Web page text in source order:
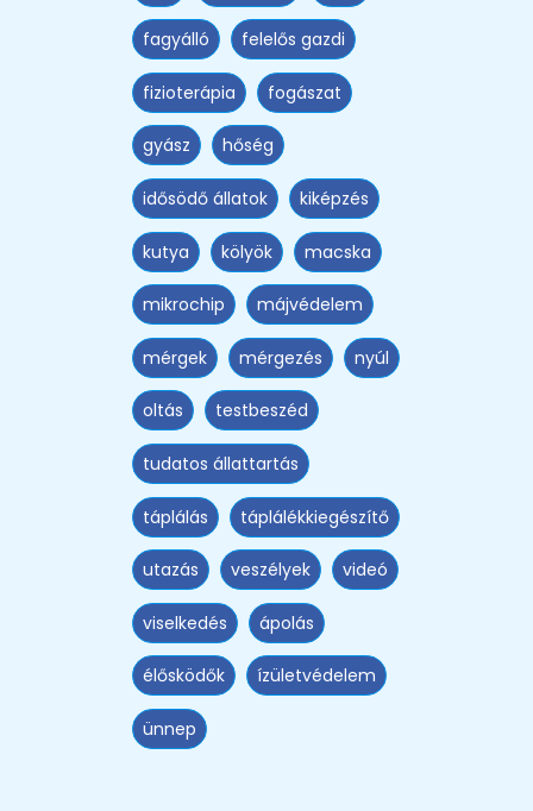
fagyálló felelős gazdi
fizioterápia fogászat
gyász hőség
idősödő állatok kiképzés
kutya kölyök macska
mikrochip májvédelem
mérgek mérgezés nyúl
oltás testbeszéd
tudatos állattartás
táplálás táplálékkiegészítő
utazás veszélyek videó
viselkedés ápolás
élősködők ízületvédelem
ünnep